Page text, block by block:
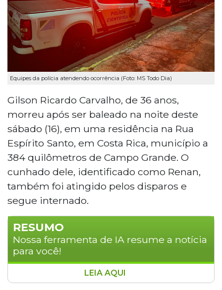
Equipes da polícia atendendo ocorrência (Foto: MS Todo Dia)
Gilson Ricardo Carvalho, de 36 anos,
morreu após ser baleado na noite deste
sábado (16), em uma residência na Rua
Espírito Santo, em Costa Rica, município a
384 quilômetros de Campo Grande. O
cunhado dele, identificado como Renan,
também foi atingido pelos disparos e
segue internado.
RESUMO
Nossa ferramenta de IA resume a notícia
para você!
Gilson Ricardo Carvalho, de 37 anos, filho
LEIA AQUI